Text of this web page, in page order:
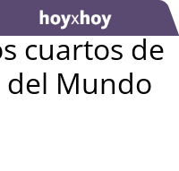
cuartos de
del Mundo